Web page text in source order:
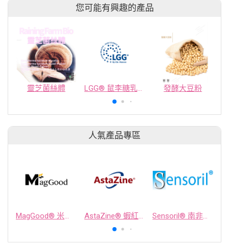
您可能有興趣的產品
靈芝菌絲體 LGG® 鼠李糖乳桿菌 發酵大豆粉
人氣產品專區
MagGood® 米源鎂® 米糠濃縮物 AstaZine® 蝦紅素 Sensoril® 南非醉茄萃取物